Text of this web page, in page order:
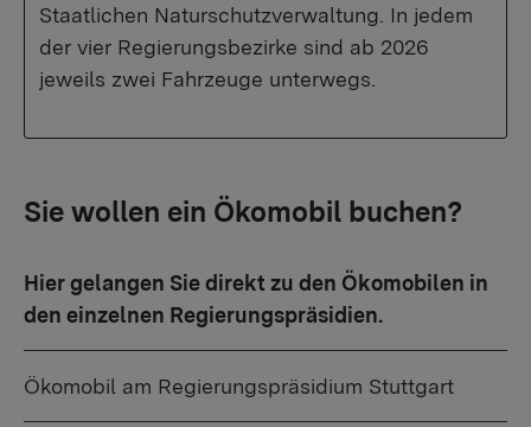
Staatlichen Naturschutzverwaltung. In jedem
der vier Regierungsbezirke sind ab 2026
jeweils zwei Fahrzeuge unterwegs.
Sie wollen ein Ökomobil buchen?
Hier gelangen Sie direkt zu den Ökomobilen in
den einzelnen Regierungspräsidien.
Ökomobil am Regierungspräsidium Stuttgart